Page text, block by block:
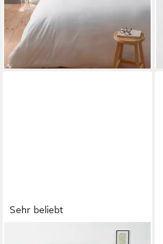
angenehmes Material
45,99 € UVP 58,99 €
-22%
lieferbar - in 3-4 Werktagen bei dir
Sehr beliebt
LEGER HOME BY LENA GERCKE